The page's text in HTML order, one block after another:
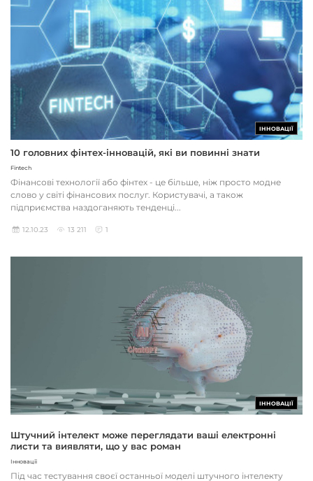
ІННОВАЦІЇ
10 головних фінтех-інновацій, які ви повинні знати
Fintech
Фінансові технології або фінтех - це більше, ніж просто модне
слово у світі фінансових послуг. Користувачі, а також
підприємства наздоганяють тенденці...
12.10.23 13 211 1
ІННОВАЦІЇ
Штучний інтелект може переглядати ваші електронні
листи та виявляти, що у вас роман
Інновації
Під час тестування своєї останньої моделі штучного інтелекту